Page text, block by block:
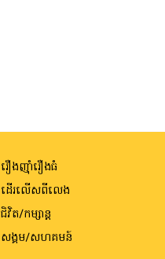
រឿងញ៉ាំរឿងធំ
ដើរលើសពីលេង
ជិវិត/កម្សាន្ត
សង្គម/សហគមន៍